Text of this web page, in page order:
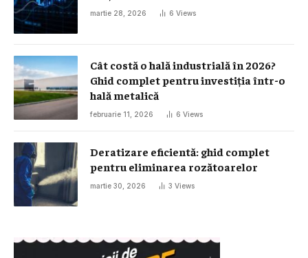
martie 28, 2026 6 Views
Cât costă o hală industrială în 2026?
Ghid complet pentru investiția într-o
hală metalică
februarie 11, 2026 6 Views
Deratizare eficientă: ghid complet
pentru eliminarea rozătoarelor
martie 30, 2026 3 Views